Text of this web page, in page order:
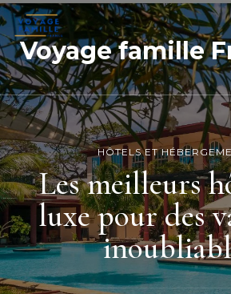
Voyage famille
HÔTELS ET
Les meilleurs
luxe pour des